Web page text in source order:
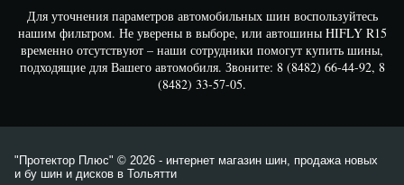
Для уточнения параметров автомобильных шин воспользуйтесь
нашим фильтром. Не уверены в выборе, или автошины HIFLY R15
временно отсутствуют – наши сотрудники помогут купить шины,
подходящие для Вашего автомобиля. Звоните: 8 (8482) 66-44-92, 8
(8482) 33-57-05.
"Протектор Плюс" © 2026 - интернет магазин шин, продажа новых
и бу шин и дисков в Тольятти